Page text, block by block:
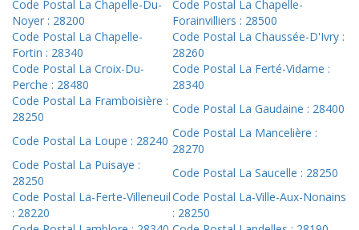
Code Postal La Chapelle-Du-
Noyer : 28200
Code Postal La Chapelle-
Forainvilliers : 28500
Code Postal La Chapelle-
Fortin : 28340
Code Postal La Chaussée-D'Ivry :
28260
Code Postal La Croix-Du-
Perche : 28480
Code Postal La Ferté-Vidame :
28340
Code Postal La Framboisière :
28250
Code Postal La Gaudaine : 28400
Code Postal La Loupe : 28240
Code Postal La Mancelière :
28270
Code Postal La Puisaye :
28250
Code Postal La Saucelle : 28250
Code Postal La-Ferte-Villeneuil
: 28220
Code Postal La-Ville-Aux-Nonains
: 28250